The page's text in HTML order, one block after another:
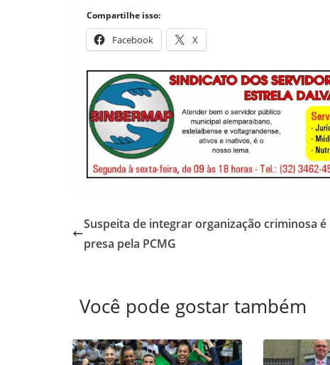
Compartilhe isso:
Facebook X
Suspeita de integrar organização criminosa é
presa pela PCMG
Você pode gostar também